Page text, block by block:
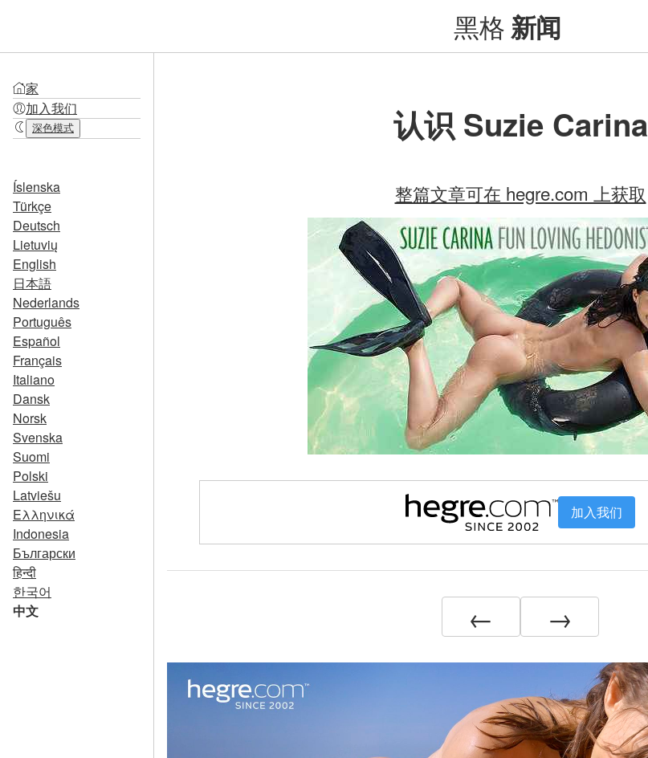
黑格新闻
家
加入我们
深色模式
Íslenska
Türkçe
Deutsch
Lietuvių
English
日本語
Nederlands
Português
Español
Français
Italiano
Dansk
Norsk
Svenska
Suomi
Polski
Latviešu
Ελληνικά
Indonesia
Български
हिन्दी
한국어
中文
认识 Suzie Carina
整篇文章可在 hegre.com 上获取
加入我们
← →